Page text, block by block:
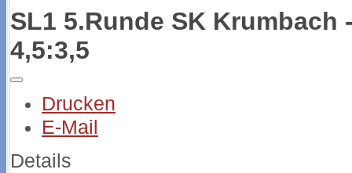
SL1 5.Runde SK Krumbach
4,5:3,5
Drucken
E-Mail
Details